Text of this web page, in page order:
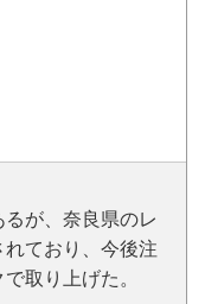
が、奈良県のレ
ており、今後注
取り上げた。